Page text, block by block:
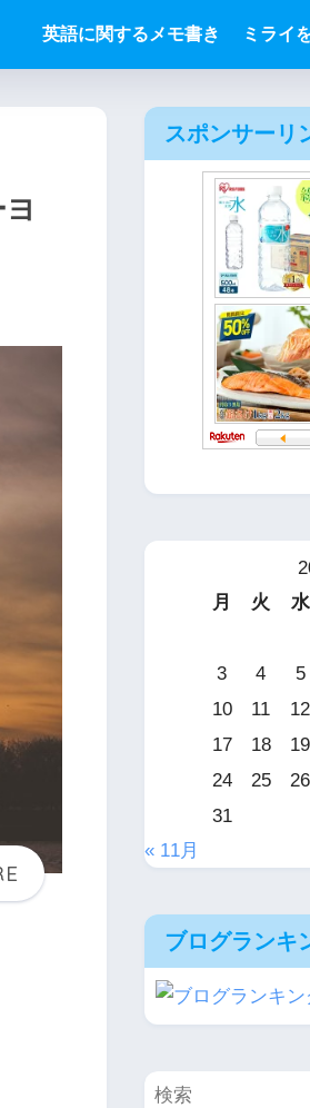
英語に関するメモ書き ミライ
スポンサーリ
月
火 水
3
4 5
10
11 12
17
18 19
24
25 26
31
« 11月
ブログランキ